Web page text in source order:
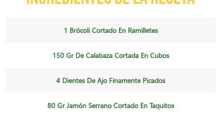
1 Brócoli Cortado En Ramilletes
150 Gr De Calabaza Cortada En Cubos
4 Dientes De Ajo Finamente Picados
80 Gr Jamón Serrano Cortado En Taquitos